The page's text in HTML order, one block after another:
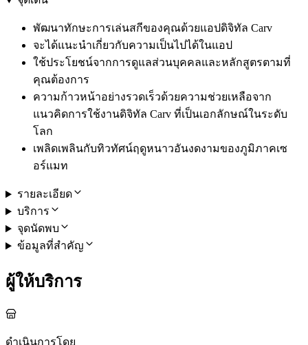
พัฒนาทักษะการเล่นสกีของคุณด้วยแอปดิจิทัล Carv
จะได้แนะนำเกี่ยวกับความเป็นไปได้ในแอป
ใช้ประโยชน์จากการดูแลส่วนบุคคลและหลักสูตรตามที่
คุณต้องการ
ความก้าวหน้าอย่างรวดเร็วด้วยความช่วยเหลือจาก
แนวคิดการใช้งานดิจิทัล Carv ที่เป็นเอกลักษณ์ในระดับ
โลก
เพลิดเพลินกับทิวทัศน์ฤดูหนาวอันงดงามของภูมิภาคเซ
อร์แมท
รายละเอียด
บริการ
จุดนัดพบ
ข้อมูลที่สำคัญ
ผู้ให้บริการ
ดำเนินการโดย